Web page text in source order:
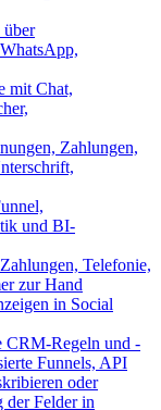
mit Chat,
Zahlungen,
und BI-
Telefonie,
zur Hand
in Social
CRM-Regeln und -
Funnels, API
oder
der Felder in